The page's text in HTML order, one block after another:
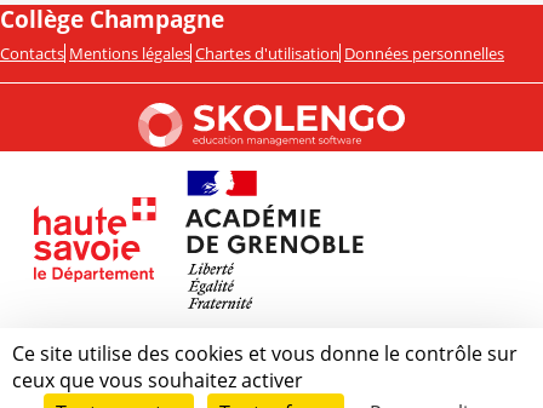
Collège Champagne
Contacts Mentions légales Chartes d'utilisation Données personnelles
Ce site utilise des cookies et vous donne le contrôle sur
ceux que vous souhaitez activer